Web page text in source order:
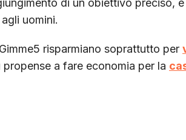
di un obiettivo preciso,
uomini.
risparmiano soprattutto per
a fare economia per la